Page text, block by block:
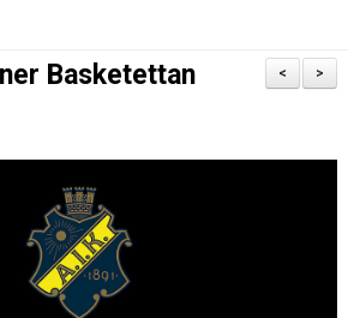
>
<
Basketettan